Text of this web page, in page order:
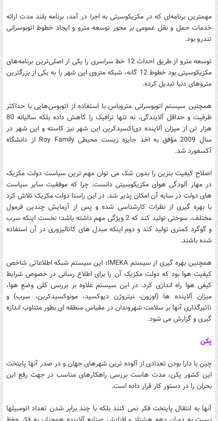
مهمترین برنامه‌ای که در مکزیکوسیتی به اجرا در آمد، برنامه بلند مدت ارائه
خدمات حمل و نقل عمومی بر محور توسعه مترو و ایجاد خطوط اتوبوسرانی
تندرو بود.
توسعه مترو از طریق احداث 12 خط سراسری را یکی از اصلی‌ترین برنامه‌های
مکزیکوسیتی بود خطوط 12 گانه، شبکه متروی این شهر را به یکی از بزرگترین
متروهای دنیا تبدیل کرده.
همچنین سیستم اتوبوسرانی متروباس با استفاده از اتوبوس‌هایی با حداکثر
ظرفیت و حداقل آلایندگی، نه تنها ترافیک را کاهش داده بلکه سالیانه 80
هزار تن از میزان آلاینده دی‌اکسید‌کربن این شهر نیز کاسته و این شهر در
سال 2009 مؤفق به اخذ جایزه زیست محیطی Roy Family از دانشگاه
آکسفورد شد.
اصلاح کیفیت بنزین را بدون شک می توان مهم ترین سیاست دولت مکزیک
در مهار آلودگی هوای مکزیکوسیتی دانست. چرا که موفقیت سایر سیاست
های دولت در سایه آن امکان پذیر شد. در این راستا دولت مکزیک تلاش کرد
با بهره گیری از نظرات کارشناسی شده و پس از آزمایش چندین فرمول
مختلف، سوختی تولید کند که 2 ویژگی مهم داشته باشد؛ نخست اینکه سرب
و گوگرد کمتری تولید کند و دوم اینکه مبدل های کاتالیزوری در آن استفاده
شده باشند.
همچنین بهره گیری از سیستم IMEKA؛ این سیستم شبکه اطلاعاتی شاخص
کیفیت هوا بود که دولت مکزیک آن را برای اطلاع رسانی در خصوص شرایط
کیفی هوا راه اندازی کرد. در این سیستم علاوه بر بررسی کلی وضع هوا،
میزان آلاینده ها (اوزون، نیتروژن دیوکسید، مونوکسیدکربن، سرب) و
تاثیرگذاری آنها بر سلامت شهروندان در مقیاس منطقه ای بطور متناوب اندازه
گیری و گزارش می شود.
پکن
چین با دارا بودن تعدادی از آلوده ترین شهرهای جهان و در صدر آنها پایتخت
این کشور پکن، مدت هاست بررسی راهکارهای مناسب در جهت رفع این
بحران را در دستور کار قرار داده است.
آنها به انتقال پایتخت فکر نمی کنند بلکه با چند برابر شدن تعداد اتومبیلها